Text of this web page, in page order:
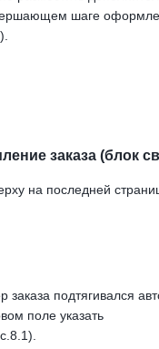
шаге
заказа (блок
на последней
заказа подтягивался
поле указать